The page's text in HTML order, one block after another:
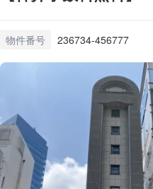
物件番号 236734-456777